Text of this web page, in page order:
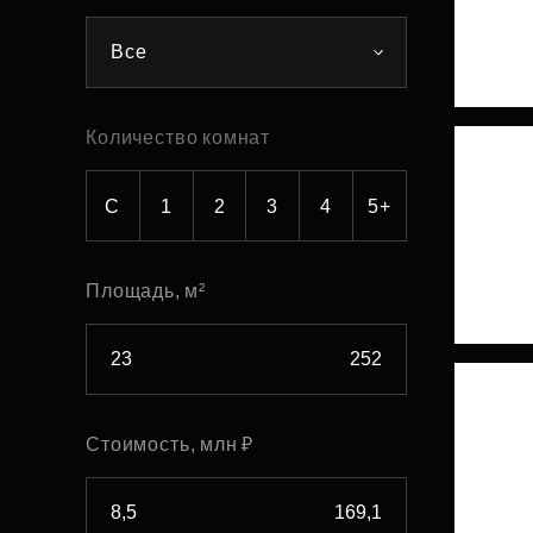
Все
Количество комнат
С 1 2 3 4 5+
Площадь, м²
Стоимость, млн ₽